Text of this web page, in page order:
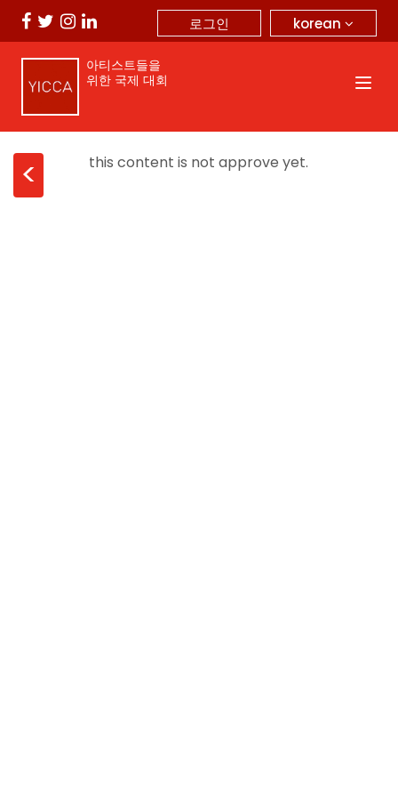
korean
로그인
아티스트들을
위한 국제 대회
< this content is not approve yet.